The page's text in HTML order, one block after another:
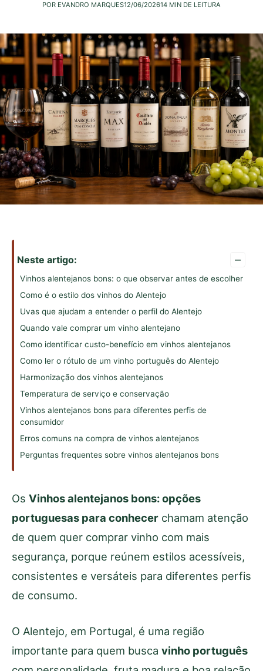
POR EVANDRO MARQUES12/06/202614 MIN DE LEITURA
Neste artigo: –
Vinhos alentejanos bons: o que observar antes de escolher
Como é o estilo dos vinhos do Alentejo
Uvas que ajudam a entender o perfil do Alentejo
Quando vale comprar um vinho alentejano
Como identificar custo-benefício em vinhos alentejanos
Como ler o rótulo de um vinho português do Alentejo
Harmonização dos vinhos alentejanos
Temperatura de serviço e conservação
Vinhos alentejanos bons para diferentes perfis de
consumidor
Erros comuns na compra de vinhos alentejanos
Perguntas frequentes sobre vinhos alentejanos bons
Os Vinhos alentejanos bons: opções
portuguesas para conhecer chamam atenção
de quem quer comprar vinho com mais
segurança, porque reúnem estilos acessíveis,
consistentes e versáteis para diferentes perfis
de consumo.
O Alentejo, em Portugal, é uma região
importante para quem busca vinho português